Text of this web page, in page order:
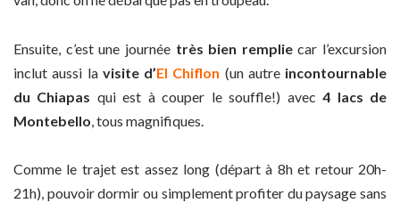
Ensuite, c’est une journée très bien rempliecar l’excursion
inclut aussi lavisite d’El Chiflon (un autre incontournable
du Chiapas qui est à couper le souffle!) avec4 lacs de
Montebello , tous magnifiques.
Comme le trajet est assez long (départ à 8h et retour 20h-
21h), pouvoir dormir ou simplement profiter du paysage sans